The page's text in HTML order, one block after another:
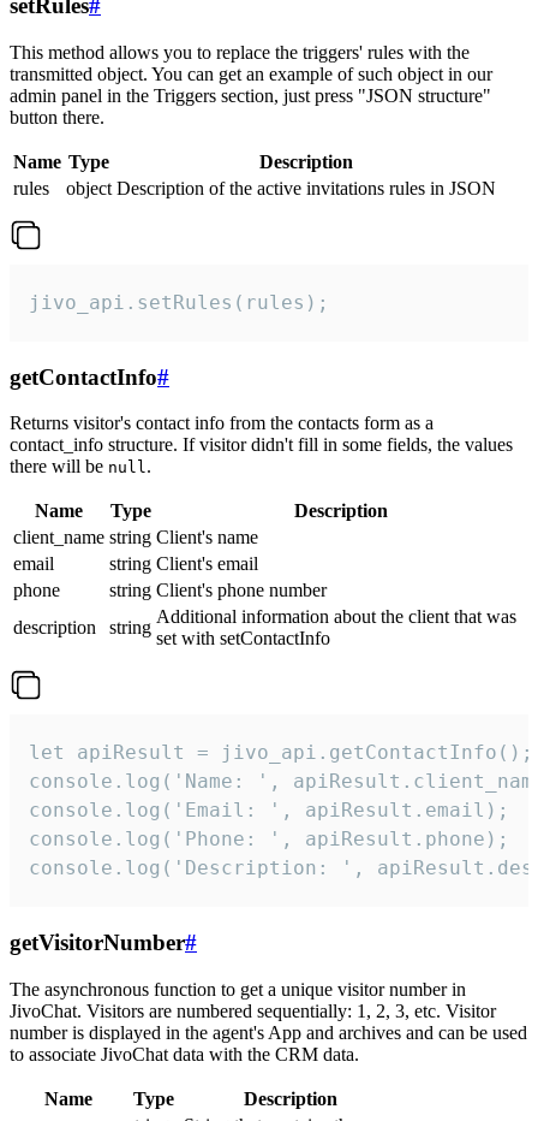
setRules#
This method allows you to replace the triggers' rules with the
transmitted object. You can get an example of such object in our
admin panel in the Triggers section, just press "JSON structure"
button there.
Name Type
Description
rules
object Description of the active invitations rules in JSON
jivo_api.setRules(rules);
getContactInfo#
Returns visitor's contact info from the contacts form as a
contact_info structure. If visitor didn't fill in some fields, the values
there will be null.
Name Type
Description
client_name string Client's name
email
string Client's email
phone
string Client's phone number
description
string
Additional information about the client that was
set with setContactInfo
let apiResult = jivo_api.getContactInfo();
console.log('Name: ',
console.log('Email: ', apiResult.email);
console.log('Phone: ', apiResult.phone);
console.log('Description: ',
getVisitorNumber#
The asynchronous function to get a unique visitor number in
JivoChat. Visitors are numbered sequentially: 1, 2, 3, etc. Visitor
number is displayed in the agent's App and archives and can be used
to associate JivoChat data with the CRM data.
Name Type
Description